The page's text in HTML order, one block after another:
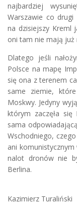
najbardziej
Warszawie co drugi
na dzisiejszy Kreml
oni tam nie mają już
Dlatego jeśli
Polsce na mapę
się ona z terenem
same ziemie,
Moskwy. Jedyny
którym zaczęła
sama
Wschodniego,
ani
nalot dronów nie
Berlina.
Kazimierz Turaliński